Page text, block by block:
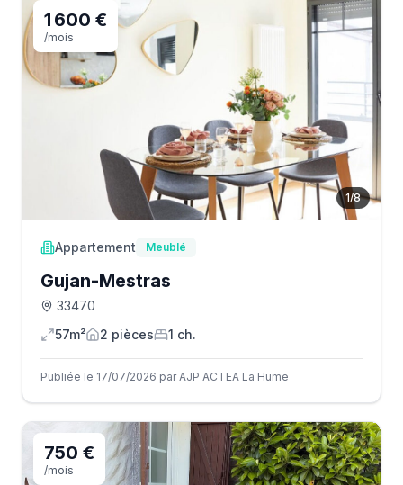
1/8
1 600 €
/mois
Appartement Meublé
Gujan-Mestras
33470
57m²
2 pièces 1 ch.
Publiée le 17/07/2026 par AJP ACTEA La Hume
750 €
/mois